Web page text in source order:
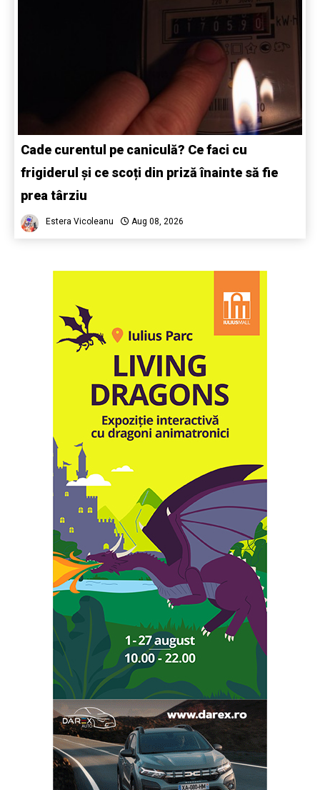
Cade curentul pe caniculă? Ce faci cu
frigiderul și ce scoți din priză înainte să fie
prea târziu
Estera Vicoleanu Aug 08, 2026